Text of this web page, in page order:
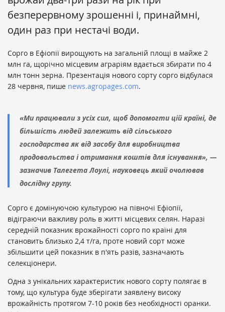
безперервному зрошенні і, принаймні,
один раз при нестачі води.
Сорго в Ефіопії вирощують на загальній площі в майже 2
млн га, щорічно місцевим аграріям вдається збирати по 4
млн тонн зерна. Презентація нового сорту сорго відбулася
28 червня, пише news.agropages.com.
«Ми працювали з усіх сил, щоб допомогти цій країні, де
більшість людей залежить від сільського
господарства як від засобу для виробництва
продовольства і отримання коштів для існування», —
зазначив Талегета Лоулі, науковець який очолював
дослідну групу.
Сорго є домінуючою культурою на півночі Ефіопії,
відіграючи важливу роль в житті місцевих селян. Наразі
середній показник врожайності сорго по країні для
становить близько 2,4 т/га, проте новий сорт може
збільшити цей показник в п'ять разів, зазначають
селекціонери.
Одна з унікальних характеристик нового сорту полягає в
тому, що культура буде зберігати заявлену високу
врожайність протягом 7-10 років без необхідності оранки.